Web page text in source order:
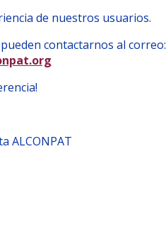
de nuestros usuarios.
contactarnos al correo:
ALCONPAT